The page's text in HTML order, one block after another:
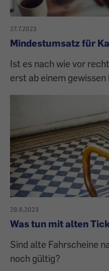
27.7.2023
Mindestumsatz für
Ist es nach wie vor
erst ab einem
29.6.2023
Was tun mit alten
Sind alte Fahrscheine
noch gültig?